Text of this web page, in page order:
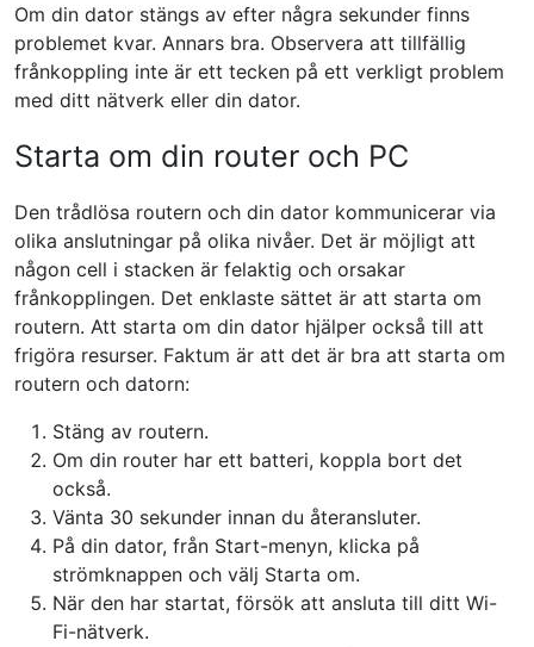
Om din dator stängs av efter några sekunder finns
problemet kvar. Annars bra. Observera att tillfällig
frånkoppling inte är ett tecken på ett verkligt problem
med ditt nätverk eller din dator.
Starta om din router och PC
Den trådlösa routern och din dator kommunicerar via
olika anslutningar på olika nivåer. Det är möjligt att
någon cell i stacken är felaktig och orsakar
frånkopplingen. Det enklaste sättet är att starta om
routern. Att starta om din dator hjälper också till att
frigöra resurser. Faktum är att det är bra att starta om
routern och datorn:
Stäng av routern.
Om din router har ett batteri, koppla bort det
också.
Vänta 30 sekunder innan du återansluter.
På din dator, från Start-menyn, klicka på
strömknappen och välj Starta om.
När den har startat, försök att ansluta till ditt Wi-
Fi-nätverk.